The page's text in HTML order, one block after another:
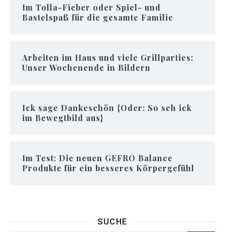
Im Tolla-Fieber oder Spiel- und
Bastelspaß für die gesamte Familie
Arbeiten im Haus und viele Grillparties:
Unser Wochenende in Bildern
Ick sage Dankeschön {Oder: So seh ick
im Bewegtbild aus}
Im Test: Die neuen GEFRO Balance
Produkte für ein besseres Körpergefühl
SUCHE